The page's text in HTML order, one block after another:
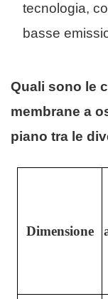
tecnologia,
basse
Quali sono le
membrane a
piano tra le
Dimensione